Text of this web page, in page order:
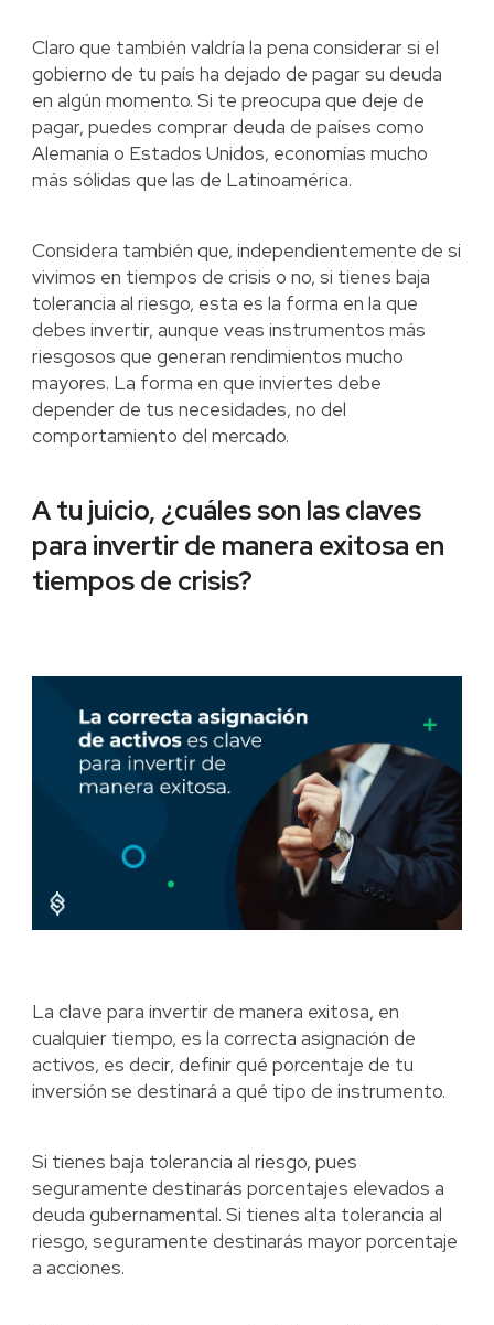
Claro que también valdría la pena considerar si el
gobierno de tu país ha dejado de pagar su deuda
en algún momento. Si te preocupa que deje de
pagar, puedes comprar deuda de países como
Alemania o Estados Unidos, economías mucho
más sólidas que las de Latinoamérica.
Considera también que, independientemente de si
vivimos en tiempos de crisis o no, si tienes baja
tolerancia al riesgo, esta es la forma en la que
debes invertir, aunque veas instrumentos más
riesgosos que generan rendimientos mucho
mayores. La forma en que inviertes debe
depender de tus necesidades, no del
comportamiento del mercado.
A tu juicio, ¿cuáles son las claves
para invertir de manera exitosa en
tiempos de crisis?
La clave para invertir de manera exitosa, en
cualquier tiempo, es la correcta asignación de
activos, es decir, definir qué porcentaje de tu
inversión se destinará a qué tipo de instrumento.
Si tienes baja tolerancia al riesgo, pues
seguramente destinarás porcentajes elevados a
deuda gubernamental. Si tienes alta tolerancia al
riesgo, seguramente destinarás mayor porcentaje
a acciones.